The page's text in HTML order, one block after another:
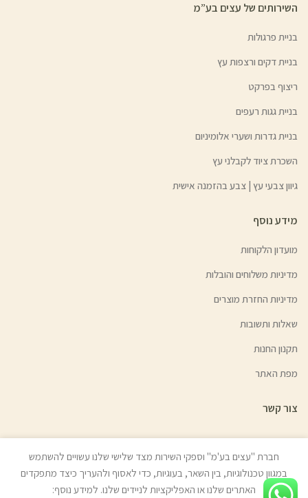
השירותים של עצים בע”מ
בניית פרגולות
בניית דקים ורצפות עץ
ריצוף בפרקט
בניית גגות רעפים
בניית גדרות ושערי אלומיניום
השכרת ציוד לקבלני עץ
גיוון צבעי עץ | צבע בהזמנה אישית
מידע נוסף
מועדון הלקוחות
מדיניות משלוחים והובלות
מדיניות החזרת מוצרים
שאלות ותשובות
תקנון החנות
מפת האתר
צור קשר
© כל הזכויות שמורות לעצים בע"מ (איתן טל) 2022 | האתר נבנה ע״י
חברת "עצים בע'מ" וספקי השירות מצד שלישי שלנו עשויים להשתמש
במגוון טכנולוגיות, בין השאר, בעוגיות, כדי לאסוף ולהעריך כיצד מתפקדים
האתרים שלנו או האפליקציות לניידים שלנו. למידע נוסף: